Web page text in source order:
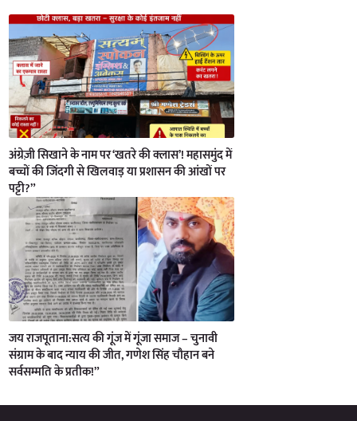
अंग्रेज़ी सिखाने के नाम पर ‘खतरे की क्लास’! महासमुंद में
बच्चों की जिंदगी से खिलवाड़ या प्रशासन की आंखों पर
पट्टी?”
जय राजपूताना:सत्य की गूंज में गूंजा समाज – चुनावी
संग्राम के बाद न्याय की जीत, गणेश सिंह चौहान बने
सर्वसम्मति के प्रतीक!”